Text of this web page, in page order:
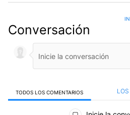
Conversación
TODOS LOS COMENTARIOS
Todos los comentarios